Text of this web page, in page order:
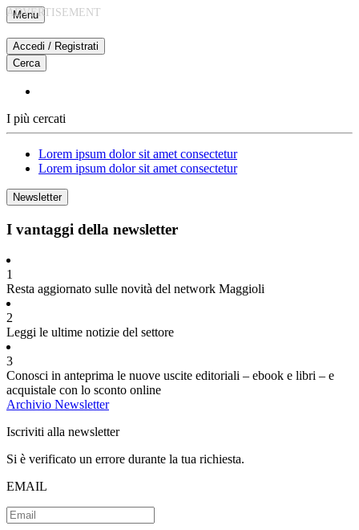
Vai
al
contenuto
Menu
Accedi / Registrati
Cerca
I più cercati
Lorem ipsum dolor sit amet consectetur
Lorem ipsum dolor sit amet consectetur
Newsletter
I vantaggi della newsletter
1
Resta aggiornato sulle novità del network Maggioli
2
Leggi le ultime notizie del settore
3
Conosci in anteprima le nuove uscite editoriali – ebook e libri – e
acquistale con lo sconto online
Archivio Newsletter
Iscriviti alla newsletter
Si è verificato un errore durante la tua richiesta.
EMAIL